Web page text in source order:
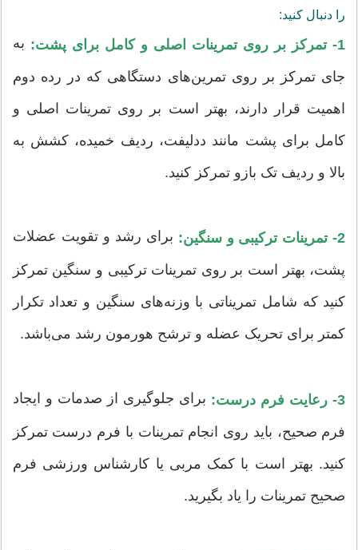
را دنبال کنید:
1- تمرکز بر روی تمرینات اصلی و کامل برای پشت: به
جای تمرکز بر روی تمرین‌های دستگاهی که در رده دوم
اهمیت قرار دارند، بهتر است بر روی تمرینات اصلی و
کامل برای پشت مانند ددلیفت، ردیف خمیده، کشش به
بالا و ردیف تک بازو تمرکز کنید.
2- تمرینات ترکیبی و سنگین: برای رشد و تقویت عضلات
پشت، بهتر است بر روی تمرینات ترکیبی و سنگین تمرکز
کنید که شامل تمریناتی با وزنه‌های سنگین و تعداد تکرار
کمتر برای تحریک عضله و ترشح هورمون رشد می‌باشد.
3- رعایت فرم درست: برای جلوگیری از صدمات و ایجاد
فرم صحیح، باید روی انجام تمرینات با فرم درست تمرکز
کنید. بهتر است با کمک مربی یا کارشناس ورزشی فرم
صحیح تمرینات را یاد بگیرید.